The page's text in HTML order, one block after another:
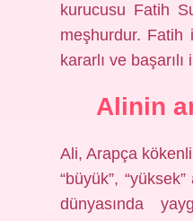
kurucusu Fatih
meşhurdur. Fatih
kararlı ve
Alinin
Ali, Arapça
“büyük”,
dünyasında